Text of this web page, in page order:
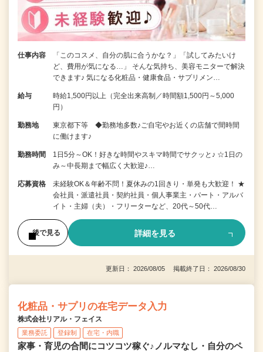
仕事内容
「このコスメ、自分の肌に合うかな？」「試してみたいけ
ど、費用が気になる…」 そんな気持ち、美容モニターで解決
できます♪ 気になる化粧品・健康食品・サプリメン…
給与
時給1,500円以上（完全出来高制／時間額1,500円～5,000
円）
勤務地
東京都下等 ◆勤務地多数♪ご自宅やお近くの店舗で間時間
に働けます♪
勤務時間
1日5分～OK！好きな時間やスキマ時間でサクッと♪ ☆1日の
み～中長期まで幅広く大歓迎♪…
応募資格
未経験OK＆年齢不問！夏休みの1回きり・単発も大歓迎！ ★
会社員・派遣社員・契約社員・個人事業主・パート・アルバ
イト・主婦（夫）・フリーターなど、20代～50代…
後で見る 詳細を見る
更新日： 2026/08/05 掲載終了日： 2026/08/30
化粧品・サプリの在宅データ入力
株式会社リアル・フェイス
業務委託 登録制 在宅・内職
家事・育児の合間にコツコツ稼ぐ♪ノルマなし・自分のペ